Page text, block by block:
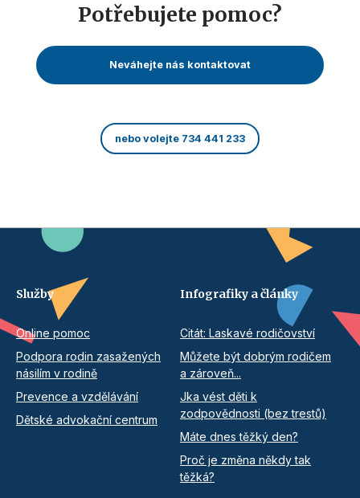
Potřebujete pomoc?
Neváhejte nás kontaktovat
nebo volejte 734 441 233
Služby
Online pomoc
Podpora rodin zasažených
násilím v rodině
Prevence a vzdělávání
Dětské advokační centrum
Infografiky a články
Citát: Laskavé rodičovství
Můžete být dobrým rodičem
a zároveň...
Jka vést děti k
zodpovědnosti (bez trestů)
Máte dnes těžký den?
Proč je změna někdy tak
těžká?